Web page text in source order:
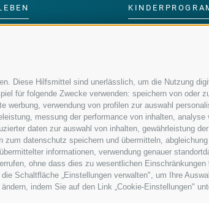
Diese Hilfsmittel sind unerlässlich, um die Nutzung
für folgende Zwecke verwenden: speichern von oder
verwendung von profilen zur auswahl
messung der performance von inhalten,
daten zur auswahl von inhalten, gewährleistung
datenschutz speichern und übermitteln,
informationen, verwendung genauer
ohne dass dies zu wesentlichen
Schaltfläche „Einstellungen verwalten", um Ihre
indem Sie auf den Link „Cookie-Einstellungen"